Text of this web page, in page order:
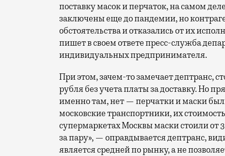
поставку масок и перчаток, на самом
заключены еще до пандемии, но
обстоятельства и отказались от их
пишет в своем ответе пресс-служба
индивидуальных предпринимателя.
При этом, зачем-то замечает дептранс,
рубля без учета платы за доставку. Но
именно там, нет — перчатки и маски
московские транспортники, их
супермаркетах Москвы маски стоили от
за пару», — оправдывается дептранс,
является средней по рынку, а не